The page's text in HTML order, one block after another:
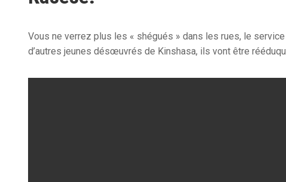
Vous ne verrez plus les « shégués » dans les rues, le
d’autres jeunes désœuvrés de Kinshasa, ils vont être